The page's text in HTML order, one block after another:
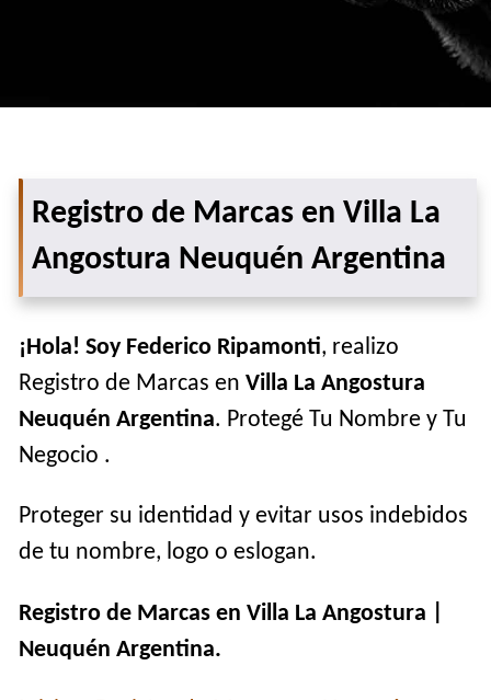
Registro de Marcas en Villa La
Angostura Neuquén Argentina
¡Hola! Soy Federico Ripamonti, realizo
Registro de Marcas enVilla La Angostura
Neuquén Argentina. Protegé Tu Nombre y Tu
Negocio .
Proteger su identidad y evitar usos indebidos
de tu nombre, logo o eslogan.
Registro de Marcas en Villa La Angostura |
Neuquén Argentina.